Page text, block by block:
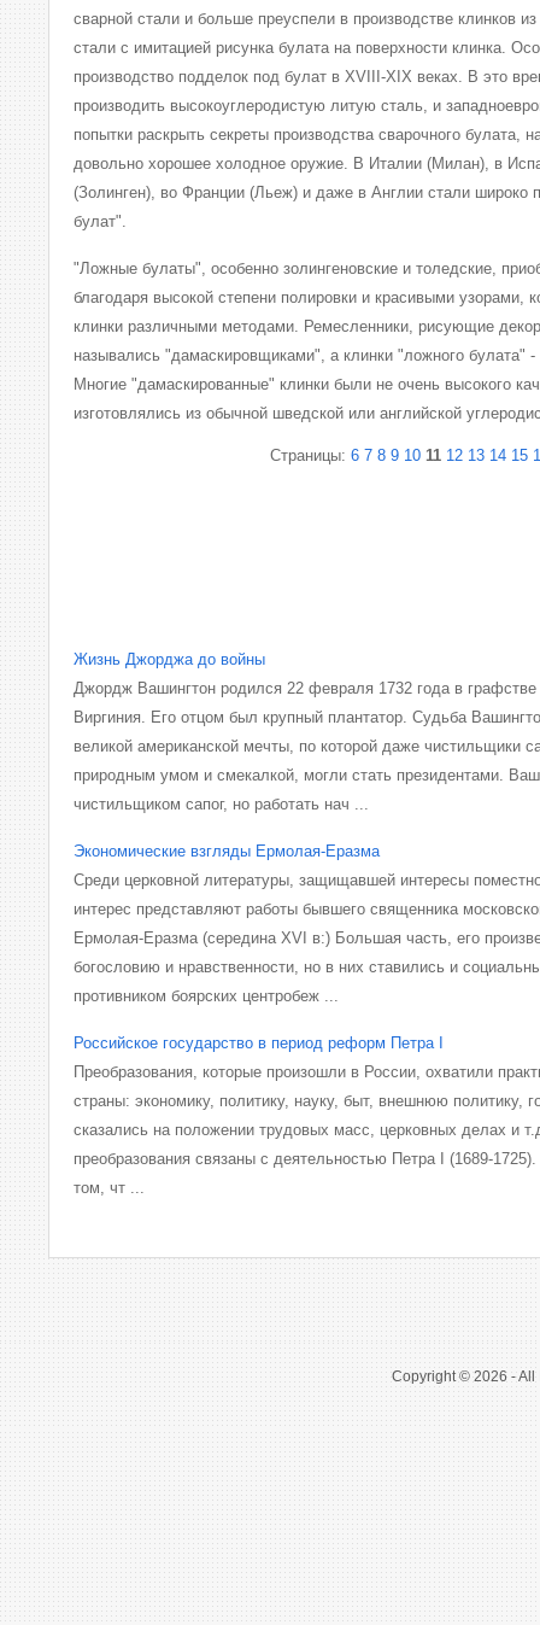
сварной стали и больше преуспели в производстве клинков
стали с имитацией рисунка булата на поверхности клинка.
производство подделок под булат в XVIII-XIX веках. В это
производить высокоуглеродистую литую сталь, и
попытки раскрыть секреты производства сварочного булата,
довольно хорошее холодное оружие. В Италии (Милан), в
(Золинген), во Франции (Льеж) и даже в Англии стали широко
булат".
"Ложные булаты", особенно золингеновские и толедские,
благодаря высокой степени полировки и красивыми узорами,
клинки различными методами. Ремесленники, рисующие
назывались "дамаскировщиками", а клинки "ложного булата"
Многие "дамаскированные" клинки были не очень высокого
изготовлялись из обычной шведской или английской
Страницы: 6 7 8 9 10 11 12 13 14 15
Жизнь Джорджа до войны
Джордж Вашингтон родился 22 февраля 1732 года в
Виргиния. Его отцом был крупный плантатор. Судьба
великой американской мечты, по которой даже чистильщики
природным умом и смекалкой, могли стать президентами.
чистильщиком сапог, но работать нач ...
Экономические взгляды Ермолая-Еразма
Среди церковной литературы, защищавшей интересы
интерес представляют работы бывшего священника
Ермолая-Еразма (середина XVI в:) Большая часть, его
богословию и нравственности, но в них ставились и
противником боярских центробеж ...
Российское государство в период реформ Петра І
Преобразования, которые произошли в России, охвати­ли
страны: экономику, по­литику, науку, быт, внешнюю политику,
сказались на положении трудовых масс, церков­ных делах и
преобразования связаны с деятельностью Петра I (1689-
том, чт ...
Copyright © 2026 - All